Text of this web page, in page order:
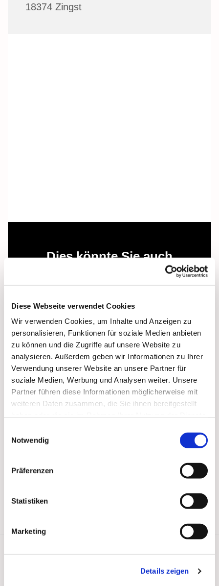
Diese Webseite verwendet Cookies
Wir verwenden Cookies, um Inhalte und Anzeigen zu
personalisieren, Funktionen für soziale Medien anbieten
zu können und die Zugriffe auf unsere Website zu
analysieren. Außerdem geben wir Informationen zu Ihrer
Verwendung unserer Website an unsere Partner für
soziale Medien, Werbung und Analysen weiter. Unsere
Partner führen diese Informationen möglicherweise mit
weiteren Daten zusammen, die Sie ihnen bereitgestellt
Notwendig
Präferenzen
Statistiken
Marketing
Details zeigen
18374 Zingst
Dies könnte Sie auch